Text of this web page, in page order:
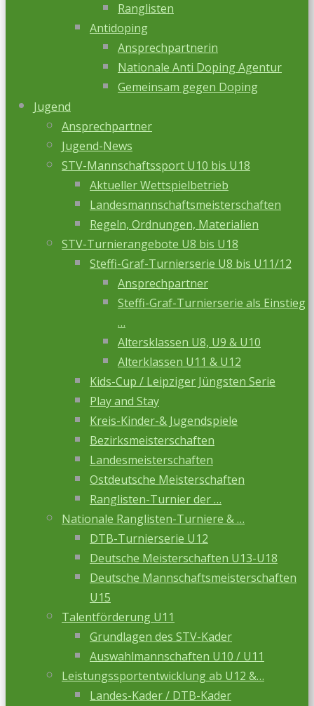
Ranglisten
Antidoping
Ansprechpartnerin
Nationale Anti Doping Agentur
Gemeinsam gegen Doping
Jugend
Ansprechpartner
Jugend-News
STV-Mannschaftssport U10 bis U18
Aktueller Wettspielbetrieb
Landesmannschaftsmeisterschaften
Regeln, Ordnungen, Materialien
STV-Turnierangebote U8 bis U18
Steffi-Graf-Turnierserie U8 bis U11/12
Ansprechpartner
Steffi-Graf-Turnierserie als Einstieg
…
Altersklassen U8, U9 & U10
Alterklassen U11 & U12
Kids-Cup / Leipziger Jüngsten Serie
Play and Stay
Kreis-Kinder-& Jugendspiele
Bezirksmeisterschaften
Landesmeisterschaften
Ostdeutsche Meisterschaften
Ranglisten-Turnier der …
Nationale Ranglisten-Turniere & …
DTB-Turnierserie U12
Deutsche Meisterschaften U13-U18
Deutsche Mannschaftsmeisterschaften
U15
Talentförderung U11
Grundlagen des STV-Kader
Auswahlmannschaften U10 / U11
Leistungssportentwicklung ab U12 &…
Landes-Kader / DTB-Kader